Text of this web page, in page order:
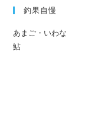
釣果自慢
あまご・いわな
鮎